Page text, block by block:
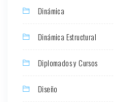
Dinámica
Dinámica Estructural
Diplomados y Cursos
Diseño